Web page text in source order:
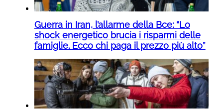
Guerra in Iran, l’allarme della Bce: “Lo
shock energetico brucia i risparmi delle
famiglie. Ecco chi paga il prezzo più alto”